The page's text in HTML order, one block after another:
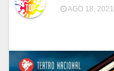
AGO 18, 2021